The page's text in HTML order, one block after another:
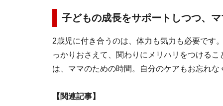
子どもの成長をサポートしつつ、
2歳児に付き合うのは、体力も気力も必要です
っかりおさえて、関わりにメリハリをつける
は、ママのための時間。自分のケアもお忘れな
【関連記事】